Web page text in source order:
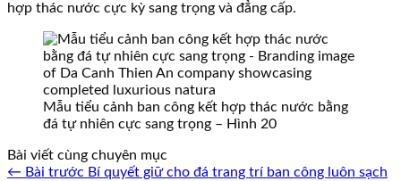
hợp thác nước cực kỳ sang trọng và đẳng cấp.
Mẫu tiểu cảnh ban công kết hợp thác nước bằng
đá tự nhiên cực sang trọng – Hình 20
Bài viết cùng chuyên mục
← Bài trước Bí quyết giữ cho đá trang trí ban công luôn sạch